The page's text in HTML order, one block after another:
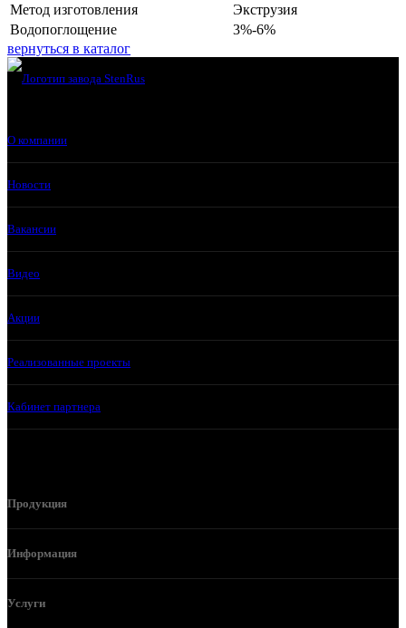
Метод изготовления
Экструзия
Водопоглощение
3%-6%
вернуться в каталог
О компании
Новости
Вакансии
Видео
Акции
Реализованные проекты
Кабинет партнера
Продукция
Информация
Услуги